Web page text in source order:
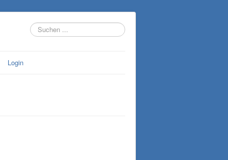
Suchen
...
Login